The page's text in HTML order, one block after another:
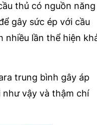
thủ có nguồn năng
gây sức ép với cầu
nhiều lần thể hiện
trung bình gây áp
như vậy và thậm chí